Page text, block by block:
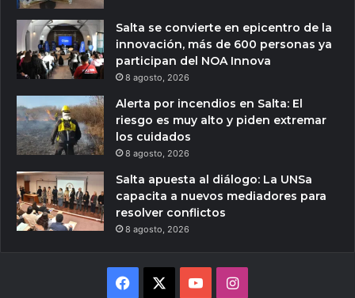
Salta se convierte en epicentro de la
innovación, más de 600 personas ya
participan del NOA Innova
8 agosto, 2026
Alerta por incendios en Salta: El
riesgo es muy alto y piden extremar
los cuidados
8 agosto, 2026
Salta apuesta al diálogo: La UNSa
capacita a nuevos mediadores para
resolver conflictos
8 agosto, 2026
Facebook YouTubeInstagram